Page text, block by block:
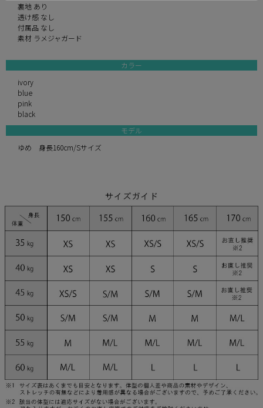
裏地 あり
透け感 なし
付属品 なし
素材 ラメジャガード
カラー
ivory
blue
pink
black
モデル
ゆめ 身長160cm/Sサイズ